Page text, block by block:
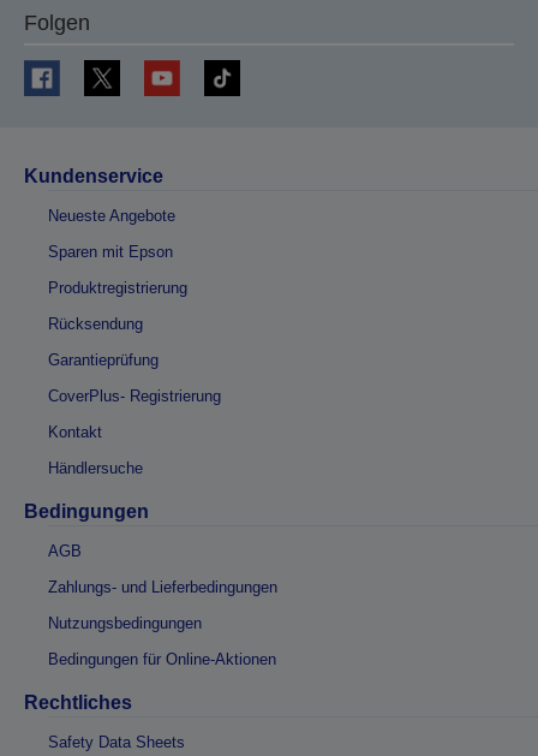
Folgen
Kundenservice
Neueste Angebote
Sparen mit Epson
Produktregistrierung
Rücksendung
Garantieprüfung
CoverPlus- Registrierung
Kontakt
Händlersuche
Bedingungen
AGB
Zahlungs- und Lieferbedingungen
Nutzungsbedingungen
Bedingungen für Online-Aktionen
Rechtliches
Safety Data Sheets